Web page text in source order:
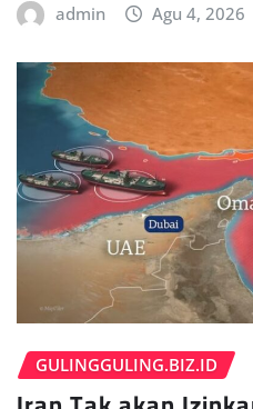
admin Agu 4, 2026
GULINGGULING.BIZ.ID